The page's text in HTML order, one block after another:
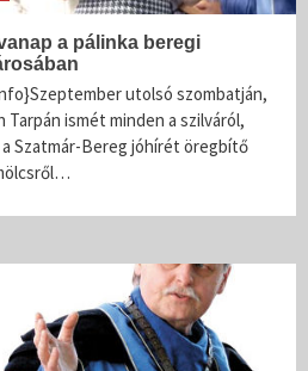
a pálinka beregi
utolsó szombatján,
Tarpán ismét minden a szilváról,
Szatmár-Bereg jóhírét öregbítő
A
évek